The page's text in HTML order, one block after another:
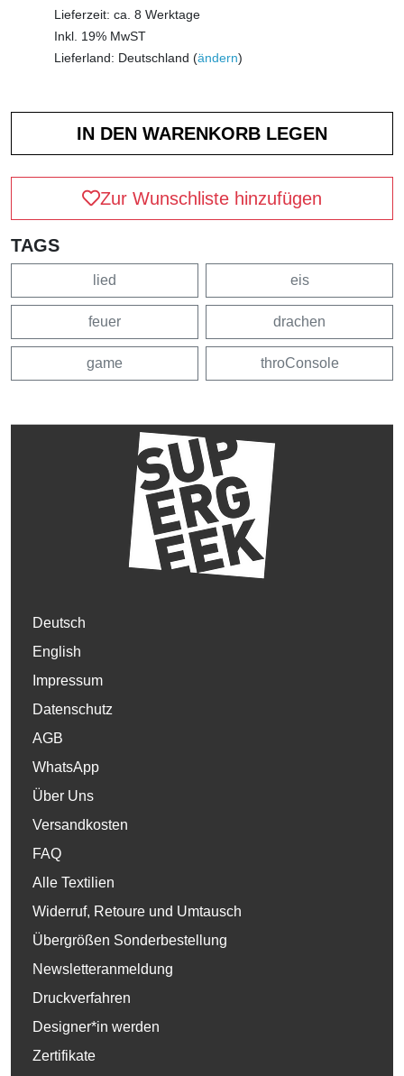
Lieferzeit: ca. 8 Werktage
Inkl. 19% MwST
Lieferland: Deutschland (ändern)
Zur Wunschliste hinzufügen
TAGS
lied eis
feuer drachen
game throConsole
Deutsch
English
Impressum
Datenschutz
AGB
WhatsApp
Über Uns
Versandkosten
FAQ
Alle Textilien
Widerruf, Retoure und Umtausch
Übergrößen Sonderbestellung
Newsletteranmeldung
Druckverfahren
Designer*in werden
Zertifikate